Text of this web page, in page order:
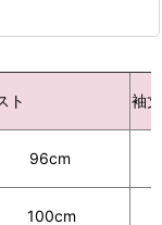
ト 袖
96cm
100cm